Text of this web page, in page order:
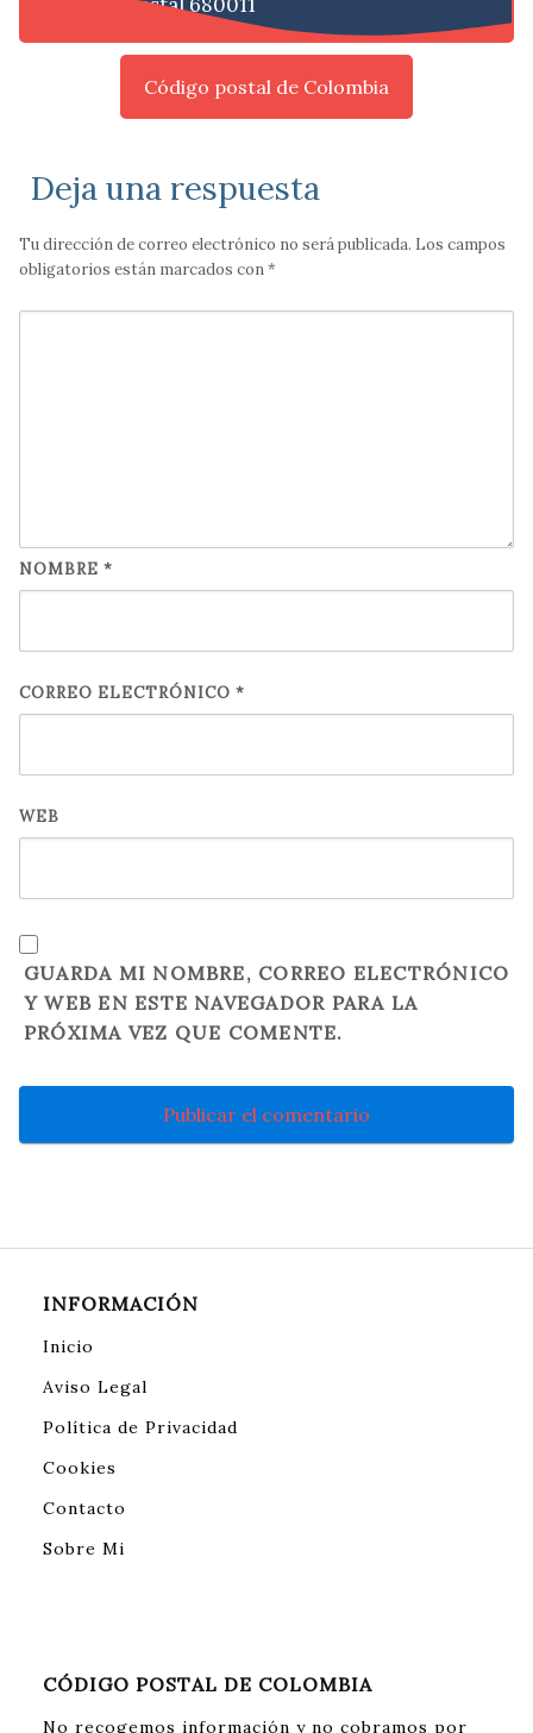
Código postal 680011
Código postal de Colombia
Deja una respuesta
Tu dirección de correo electrónico no será publicada. Los campos
obligatorios están marcados con*
NOMBRE *
CORREO ELECTRÓNICO *
WEB
GUARDA MI NOMBRE, CORREO ELECTRÓNICO
Y WEB EN ESTE NAVEGADOR PARA LA
PRÓXIMA VEZ QUE COMENTE.
INFORMACIÓN
Inicio
Aviso Legal
Política de Privacidad
Cookies
Contacto
Sobre Mi
CÓDIGO POSTAL DE COLOMBIA
No recogemos información y no cobramos por